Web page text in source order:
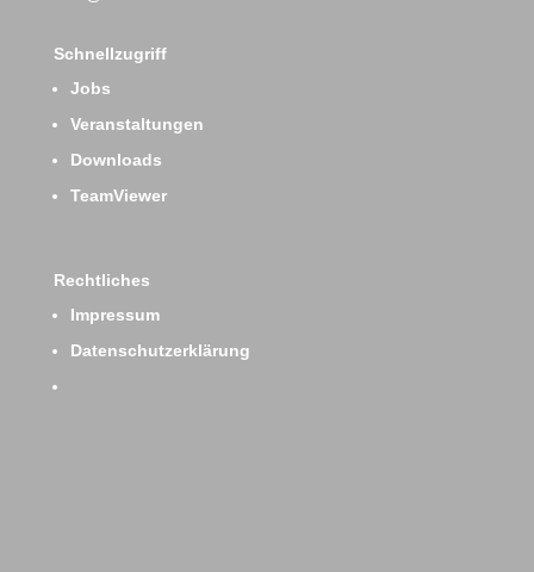
Schnellzugriff
Jobs
Veranstaltungen
Downloads
TeamViewer
Rechtliches
Impressum
Datenschutzerklärung